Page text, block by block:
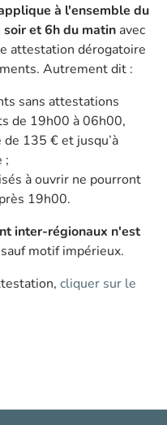
à l'ensemble du
et 6h du matin avec
attestation dérogatoire
Autrement dit :
sans attestations
de 19h00 à 06h00,
de 135 € et jusqu’à
;
à ouvrir ne pourront
19h00.
inter-régionaux n'est
motif impérieux.
cliquer sur le